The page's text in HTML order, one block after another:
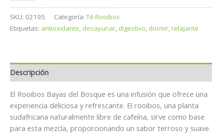
SKU: 02195 Categoría: Té Rooibos
Etiquetas: antioxidante, desayunar, digestivo, dormir,relajante
Descripción
El Rooibos Bayas del Bosque es una infusión que ofrece una
experiencia deliciosa y refrescante. El rooibos, una planta
sudafricana naturalmente libre de cafeína, sirve como base
para esta mezcla, proporcionando un sabor terroso y suave.